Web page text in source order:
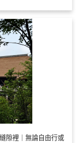
隙裡｜無論自由行或